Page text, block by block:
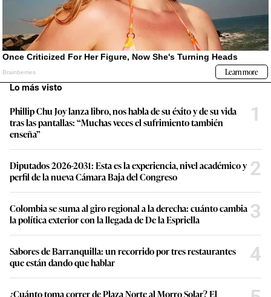
Lo más visto
Phillip Chu Joy lanza libro, nos habla de su éxito y de su vida
tras las pantallas: “Muchas veces el sufrimiento también
enseña”
1
Diputados 2026-2031: Esta es la experiencia, nivel académico y
perfil de la nueva Cámara Baja del Congreso
2
Colombia se suma al giro regional a la derecha: cuánto cambia
la política exterior con la llegada de De la Espriella
3
Sabores de Barranquilla: un recorrido por tres restaurantes
que están dando que hablar
4
¿Cuánto toma correr de Plaza Norte al Morro Solar? El